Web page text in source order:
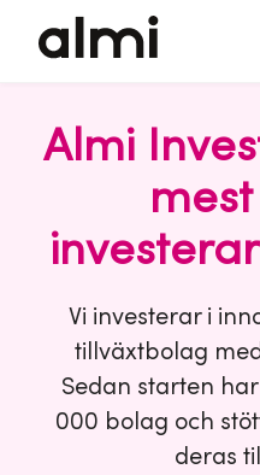
Almi
Vi investerar i
tillväxtbolag
Sedan starten
000 bolag och
deras